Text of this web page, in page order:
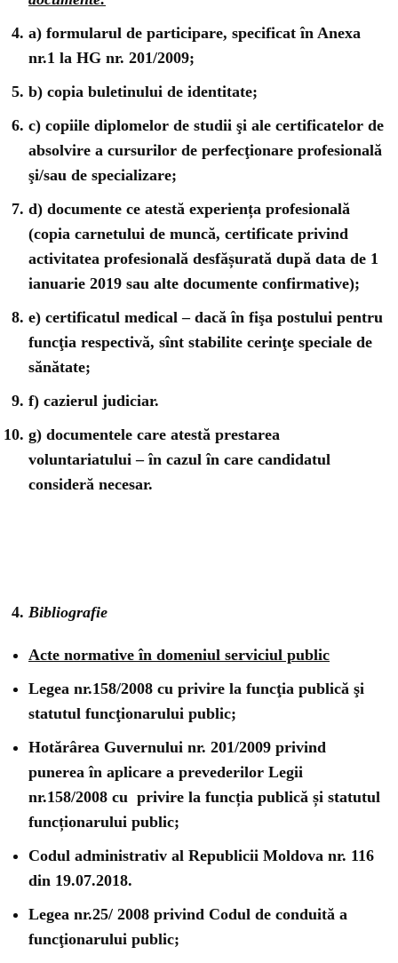
a) formularul de participare, specificat în Anexa
nr.1 la HG nr. 201/2009;
b) copia buletinului de identitate;
c) copiile diplomelor de studii şi ale certificatelor de
absolvire a cursurilor de perfecţionare profesională
şi/sau de specializare;
d) documente ce atestă experiența profesională
(copia carnetului de muncă, certificate privind
activitatea profesională desfășurată după data de 1
ianuarie 2019 sau alte documente confirmative);
e) certificatul medical – dacă în fişa postului pentru
funcţia respectivă, sînt stabilite cerinţe speciale de
sănătate;
f) cazierul judiciar.
g) documentele care atestă prestarea
voluntariatului – în cazul în care candidatul
consideră necesar.
Bibliografie
Acte normative în domeniul serviciul public
Legea nr.158/2008 cu privire la funcţia publică şi
statutul funcţionarului public;
Hotărârea Guvernului nr. 201/2009 privind
punerea în aplicare a prevederilor Legii
nr.158/2008 cu privire la funcția publică și statutul
funcționarului public;
Codul administrativ al Republicii Moldova nr. 116
din 19.07.2018.
Legea nr.25/ 2008 privind Codul de conduită a
funcţionarului public;